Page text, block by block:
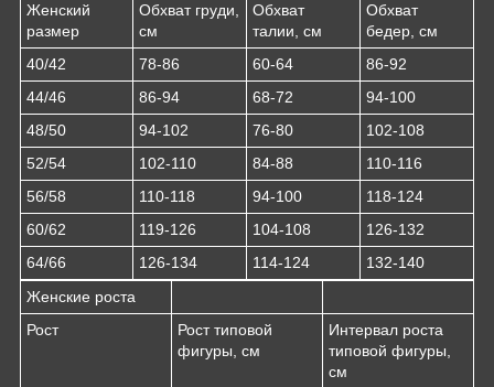
Женский
размер
Обхват груди,
см
Обхват
талии, см
Обхват
бедер, см
40/42
78-86 60-64
86-92
44/46
86-94 68-72
94-100
48/50
94-102 76-80
102-108
52/54
102-110 84-88
110-116
56/58
110-118 94-100
118-124
60/62
119-126 104-108
126-132
64/66
126-134 114-124
132-140
Женские роста
Рост
Рост типовой
фигуры, см
Интервал роста
типовой фигуры,
см